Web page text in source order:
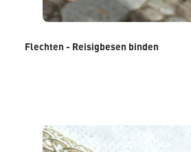
Flechten - Reisigbesen binden